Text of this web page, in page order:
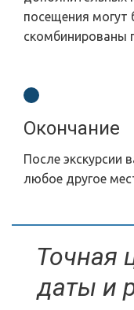
посещения могут
скомбинированы
Окончание
После экскурсии
любое другое
Точная
даты и